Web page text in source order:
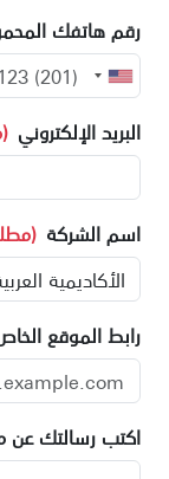
رقم هاتفك
البريد الإلكتروني
اسم الشركة
رابط الموقع
اكتب رسالتك عن